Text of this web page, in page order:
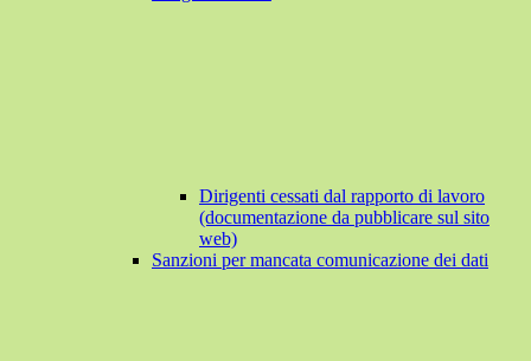
Dirigenti cessati dal rapporto di lavoro
(documentazione da pubblicare sul sito
web)
Sanzioni per mancata comunicazione dei dati